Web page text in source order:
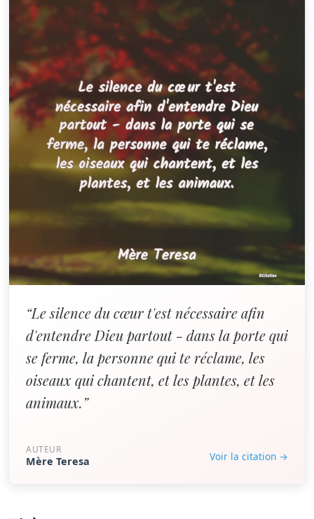
“Le silence du cœur t'est nécessaire afin
d'entendre Dieu partout - dans la porte qui
se ferme, la personne qui te réclame, les
oiseaux qui chantent, et les plantes, et les
animaux.”
AUTEUR
Mère Teresa Voir la citation →